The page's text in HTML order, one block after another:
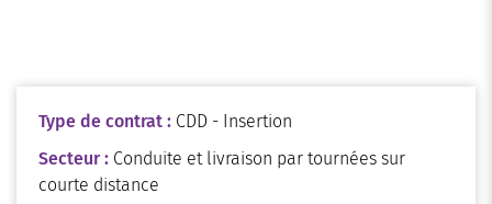
Type de contrat : CDD - Insertion
Secteur : Conduite et livraison par tournées sur
courte distance